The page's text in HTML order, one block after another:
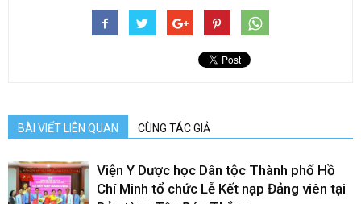
BÀI VIẾT LIÊN QUAN CÙNG TÁC GIẢ
Viện Y Dược học Dân tộc Thành phố Hồ
Chí Minh tổ chức Lễ Kết nạp Đảng viên tại